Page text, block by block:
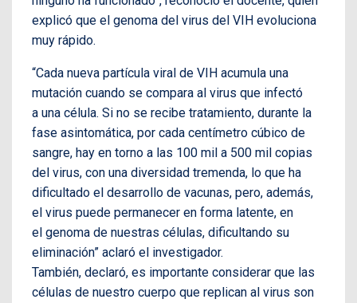
explicó que el genoma del virus del VIH evoluciona
muy rápido.
“Cada nueva partícula viral de VIH acumula una
mutación cuando se compara al virus que infectó
a una célula. Si no se recibe tratamiento, durante la
fase asintomática, por cada centímetro cúbico de
sangre, hay en torno a las 100 mil a 500 mil copias
del virus, con una diversidad tremenda, lo que ha
dificultado el desarrollo de vacunas, pero, además,
el virus puede permanecer en forma latente, en
el genoma de nuestras células, dificultando su
eliminación” aclaró el investigador.
También, declaró, es importante considerar que las
células de nuestro cuerpo que replican al virus son